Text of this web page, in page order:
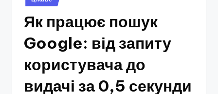
у
Як працює пошук
Google: від запиту
користувача до
видачі за 0,5 секунди